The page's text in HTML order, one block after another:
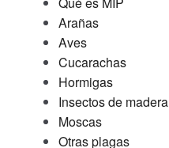
Arañas
Aves
Cucarachas
Hormigas
Insectos de madera
Moscas
Otras plagas